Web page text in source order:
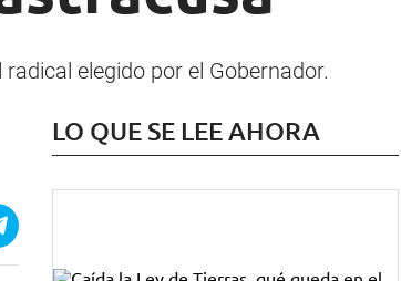
elegido por el Gobernador.
LO QUE SE LEE AHORA